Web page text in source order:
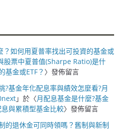
如何用夏普率找出可投資的基金或
股票中夏普值(Sharpe Ratio)是什
基金或ETF？ 〉發佈留言
?基金年化配息率與績效怎麼看?月
」於〈月配息基金是什麼?基金
與累積型基金比較〉發佈留言
的退休金可同時領嗎？舊制與新制